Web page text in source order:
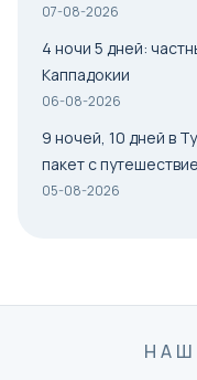
07-08-2026
4 ночи 5 дней:
Каппадокии
06-08-2026
9 ночей, 10 дней в
пакет с
05-08-2026